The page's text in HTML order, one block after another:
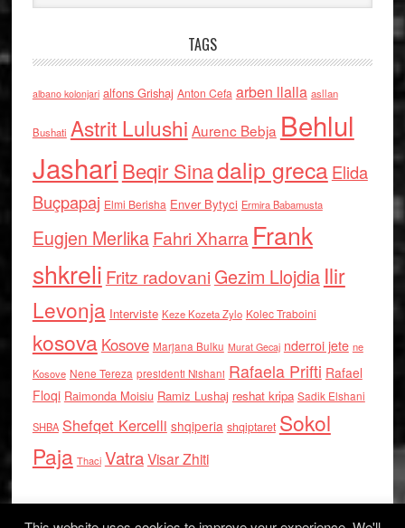
TAGS
albano kolonjari alfons Grishaj Anton Cefa arben llalla asllan
Bushati Astrit Lulushi Aurenc Bebja Behlul
Jashari Beqir Sinadalip grecaElida
Buçpapaj Elmi Berisha Enver Bytyci Ermira Babamusta
Eugjen MerlikaFahri Xharra Frank
shkreli Fritz radovaniGezim Llojdia Ilir
Levonja Interviste Keze Kozeta Zylo Kolec Traboini
kosova Kosove Marjana Bulku Murat Gecaj nderroi jete ne
Kosove Nene Tereza presidenti Nishani Rafaela Prifti Rafael
Floqi Raimonda Moisiu Ramiz Lushaj reshat kripa Sadik Elshani
SHBA Shefqet Kercelli shqiperia shqiptaret Sokol
Paja Thaci VatraVisar Zhiti